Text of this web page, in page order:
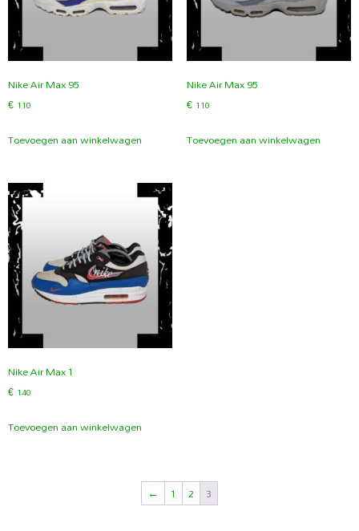
Nike Air Max 95
€ 110
Toevoegen aan winkelwagen
Nike Air Max 95
€110
Toevoegen aan winkelwagen
Nike Air Max 1
€ 140
Toevoegen aan winkelwagen
← 1 2 3